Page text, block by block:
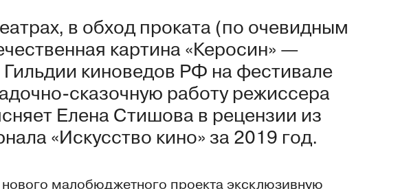
в обход проката (по очевидным
картина «Керосин» —
киноведов РФ на фестивале
сказочную работу режиссера
Елена Стишова в рецензии из
«Искусство кино» за 2019 год.
малобюджетного проекта эксклюзивную